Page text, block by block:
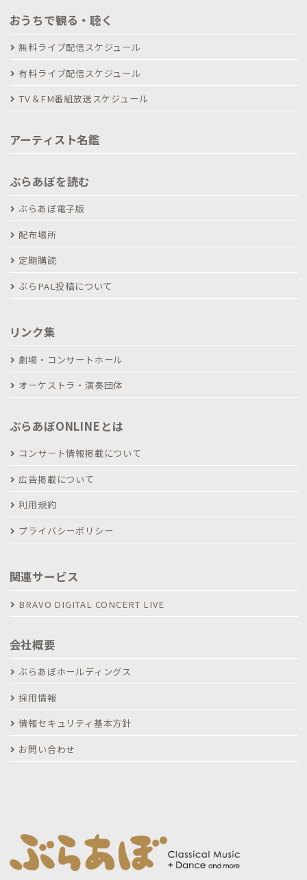
おうちで観る・聴く
無料ライブ配信スケジュール
有料ライブ配信スケジュール
TV＆FM番組放送スケジュール
アーティスト名鑑
ぶらあぼを読む
ぶらあぼ電子版
配布場所
定期購読
ぶらPAL投稿について
リンク集
劇場・コンサートホール
オーケストラ・演奏団体
ぶらあぼONLINEとは
コンサート情報掲載について
広告掲載について
利用規約
プライバシーポリシー
関連サービス
BRAVO DIGITAL CONCERT LIVE
会社概要
ぶらあぼホールディングス
採用情報
情報セキュリティ基本方針
お問い合わせ